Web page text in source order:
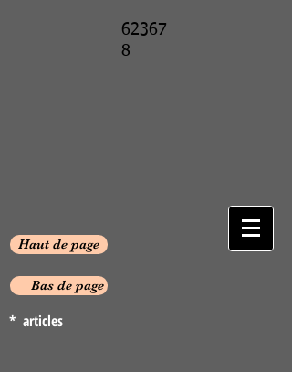
62367
8
Haut de page
Bas de page
* articles